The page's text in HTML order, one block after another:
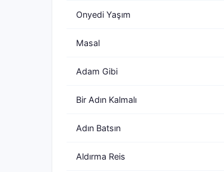
Onyedi Yaşım
Masal
Adam Gibi
Bir Adın Kalmalı
Adın Batsın
Aldırma Reis